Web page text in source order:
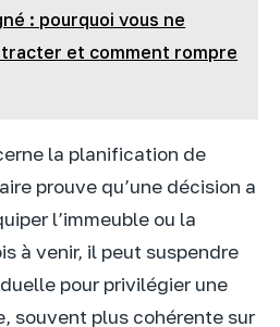
: pourquoi vous ne
et comment rompre
la planification de
prouve qu’une décision a
l’immeuble ou la
à venir, il peut suspendre
pour privilégier une
souvent plus cohérente sur